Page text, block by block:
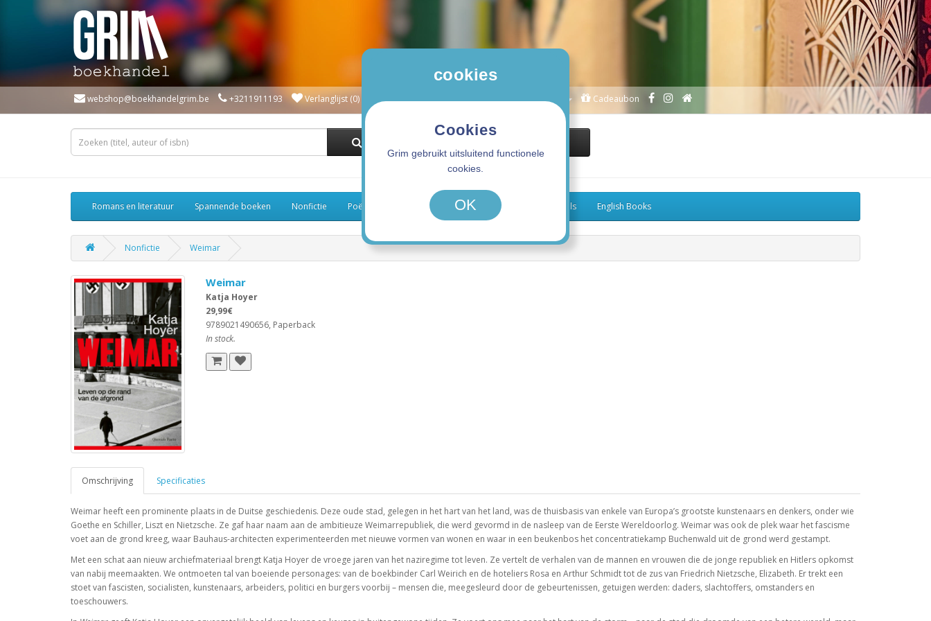
webshop@boekhandelgrim.be +3211911193 Verlanglijst (0) Winkelwagen Afrekenen Mijn Account Cadeaubon
Romans en literatuur Spannende boeken Nonfictie Poëzie Kinderboeken Koken Graphic Novels English Books
Nonfictie Weimar
Weimar
Katja Hoyer
29,99€
9789021490656, Paperback
In stock.
Omschrijving Specificaties
Weimar heeft een prominente plaats in de Duitse geschiedenis. Deze oude stad, gelegen in het hart van het land, was de thuisbasis van enkele van Europa’s grootste kunstenaars en denkers, onder wie
Goethe en Schiller, Liszt en Nietzsche. Ze gaf haar naam aan de ambitieuze Weimarrepubliek, die werd gevormd in de nasleep van de Eerste Wereldoorlog. Weimar was ook de plek waar het fascisme
voet aan de grond kreeg, waar Bauhaus-architecten experimenteerden met nieuwe vormen van wonen en waar in een beukenbos het concentratiekamp Buchenwald uit de grond werd gestampt.
Met een schat aan nieuw archiefmateriaal brengt Katja Hoyer de vroege jaren van het naziregime tot leven. Ze vertelt de verhalen van de mannen en vrouwen die de jonge republiek en Hitlers opkomst
van nabij meemaakten. We ontmoeten tal van boeiende personages: van de boekbinder Carl Weirich en de hoteliers Rosa en Arthur Schmidt tot de zus van Friedrich Nietzsche, Elizabeth. Er trekt een
stoet van fascisten, socialisten, kunstenaars, arbeiders, politici en burgers voorbij – mensen die, meegesleurd door de gebeurtenissen, getuigen werden: daders, slachtoffers, omstanders en
toeschouwers.
cookies
Cookies
Grim gebruikt uitsluitend functionele
cookies.
OK